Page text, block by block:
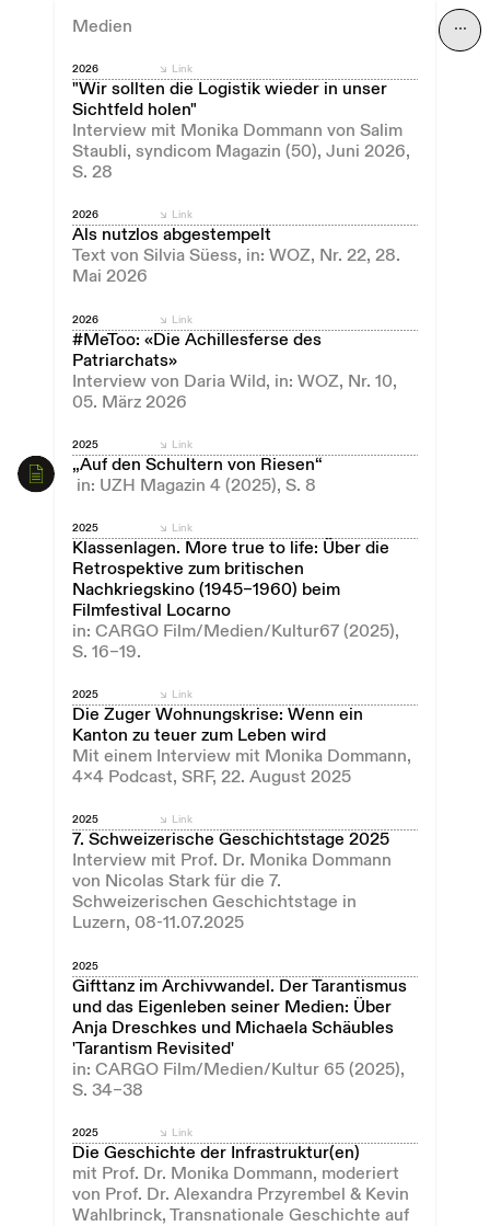
⋯
Medien
2026
"Wir sollten die Logistik wieder in unser
Sichtfeld holen"
Interview mit Monika Dommann von Salim
Staubli, syndicom Magazin (50), Juni 2026,
S. 28
Link
2026
Als nutzlos abgestempelt
Text von Silvia Süess, in: WOZ, Nr. 22, 28.
Mai 2026
Link
2026
#MeToo: «Die Achillesferse des
Patriarchats»
Interview von Daria Wild, in: WOZ, Nr. 10,
05. März 2026
Link
2025
„Auf den Schultern von Riesen“
in: UZH Magazin 4 (2025), S. 8
Link
2025
Klassenlagen. More true to life: Über die
Retrospektive zum britischen
Nachkriegskino (1945–1960) beim
Filmfestival Locarno
in: CARGO Film/Medien/Kultur67 (2025),
S. 16–19.
Link
2025
Die Zuger Wohnungskrise: Wenn ein
Kanton zu teuer zum Leben wird
Mit einem Interview mit Monika Dommann,
4x4 Podcast, SRF, 22. August 2025
Link
2025
7. Schweizerische Geschichtstage 2025
Interview mit Prof. Dr. Monika Dommann
von Nicolas Stark für die 7.
Schweizerischen Geschichtstage in
Luzern, 08-11.07.2025
Link
2025
Gifttanz im Archivwandel. Der Tarantismus
und das Eigenleben seiner Medien: Über
Anja Dreschkes und Michaela Schäubles
'Tarantism Revisited'
in: CARGO Film/Medien/Kultur 65 (2025),
S. 34–38
2025
Die Geschichte der Infrastruktur(en)
mit Prof. Dr. Monika Dommann, moderiert
von Prof. Dr. Alexandra Przyrembel & Kevin
Wahlbrinck, Transnationale Geschichte auf
Link